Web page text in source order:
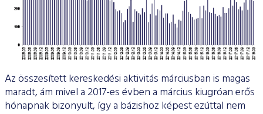
Az összesített kereskedési aktivitás márciusban is magas
maradt, ám mivel a 2017-es évben a március kiugróan erős
hónapnak bizonyult, így a bázishoz képest ezúttal nem